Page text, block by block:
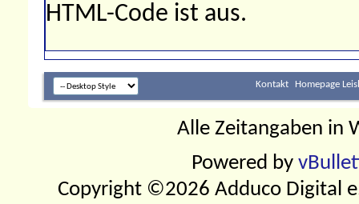
HTML-Code ist aus.
Kontakt Homepage
Alle Zeitangaben in
Powered by
Copyright ©2026 Adduco Digital